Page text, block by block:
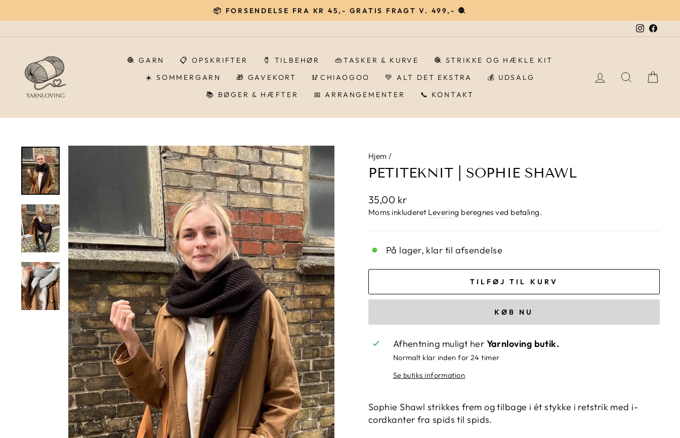
til
Pause
📦 FORSENDELSE FRA KR 45,- GRATIS FRAGT V. 499,- 🧶
🧶 GARN 📋 OPSKRIFTER 🧷 TILBEHØR 👜TASKER & KURVE
🧶 STRIKKE OG HÆKLE KIT
☀️ SOMMERGARN
🎁 GAVEKORT 🥢CHIAOGOO 💚 ALT DET EKSTRA
💰 UDSALG
📚 BØGER & HÆFTER
📅 ARRANGEMENTER 📞 KONTAKT
LOG INDSØG
Hjem /
PETITEKNIT | SOPHIE SHAWL
Normalpris
35,00 kr
Moms inkluderet Levering beregnes ved betaling.
På lager, klar til afsendelse
TILFØJ TIL KURV
KØB NU
Afhentning muligt her Yarnloving butik.
Normalt klar inden for 24 timer
Se butiks information
Sophie Shawl strikkes frem og tilbage i ét stykke i retstrik med i-
cordkanter fra spids til spids.